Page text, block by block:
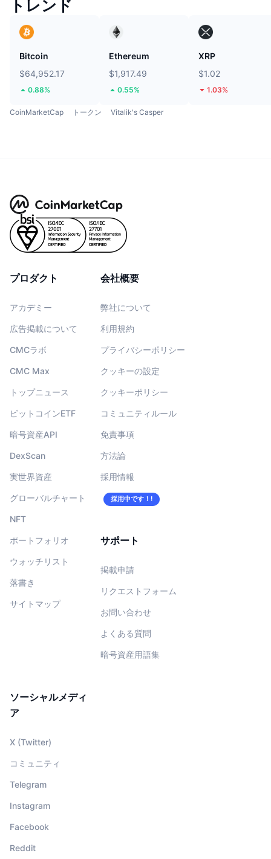
トレンド
Bitcoin
$64,952.17
0.88%
Ethereum
$1,917.49
0.55%
XRP
$1.02
1.03%
CoinMarketCap トークン Vitalik's Casper
プロダクト
アカデミー
広告掲載について
CMCラボ
CMC Max
トップニュース
ビットコインETF
暗号資産API
DexScan
実世界資産
グローバルチャート
NFT
ポートフォリオ
ウォッチリスト
落書き
サイトマップ
会社概要
弊社について
利用規約
プライバシーポリシー
クッキーの設定
クッキーポリシー
コミュニティルール
免責事項
方法論
採用情報
採用中です！!
サポート
掲載申請
リクエストフォーム
お問い合わせ
よくある質問
暗号資産用語集
ソーシャルメディ
ア
X (Twitter)
コミュニティ
Telegram
Instagram
Facebook
Reddit